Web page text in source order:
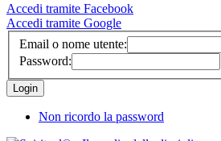
Accedi tramite Facebook
Accedi tramite Google
Email o nome utente:
Password:
Non ricordo la password